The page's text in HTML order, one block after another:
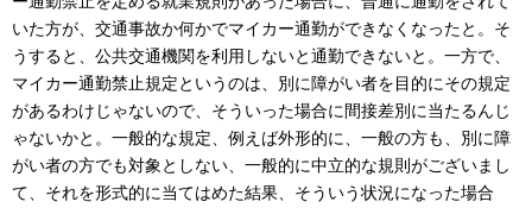
いた方が、交通事故か何かでマイカー通勤ができなくなったと。そ
うすると、公共交通機関を利用しないと通勤できないと。一方で、
マイカー通勤禁止規定というのは、別に障がい者を目的にその規定
があるわけじゃないので、そういった場合に間接差別に当たるんじ
ゃないかと。一般的な規定、例えば外形的に、一般の方も、別に障
がい者の方でも対象としない、一般的に中立的な規則がございまし
て、それを形式的に当てはめた結果、そういう状況になった場合